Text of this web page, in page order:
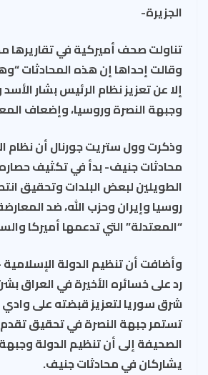
الجزيرة-
تناولت صحف أميركية في تقاريرها
وقالت إحداها إن هذه المحادثات
إلا عن تعزيز نظام الرئيس بشار
وجبهة النصرة وروسيا، وإضعاف
وذكرت وول ستريت جورنال أن نظام
محادثات جنيف- بدأ في تكثيف
الطويلين لبعض البلدات وتحقيق
روسيا وإيران وحزب الله، ضد
“المعتدلة” التي تدعمها أميركا
وأضافت أن تنظيم الدولة
رد على خسائره الأخيرة في العراق
شرق سوريا لتعزيز قبضته على وادي
تستمر جبهة النصرة في تحقيق
الصحيفة إلى أن تنظيم الدولة
يشاركان في محادثات جنيف.